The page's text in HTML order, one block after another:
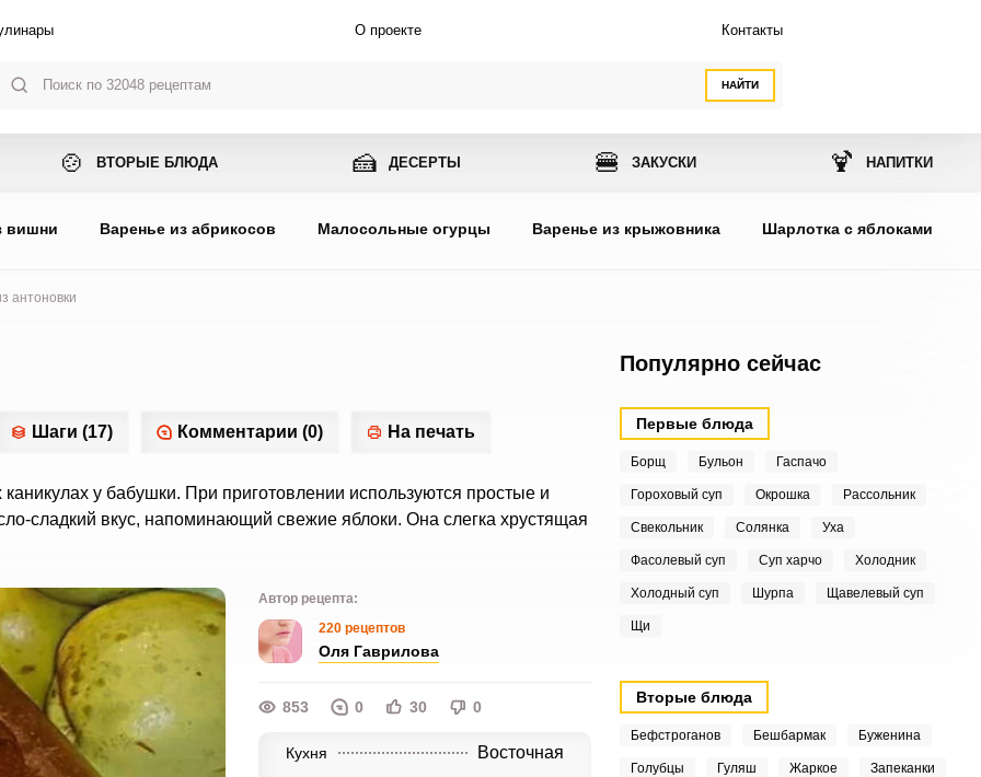
НАЙТИ
О проекте Контакты
🍲 ВТОРЫЕ БЛЮДА 🍰 ДЕСЕРТЫ 🍔 ЗАКУСКИ 🍹 НАПИТКИ
вишни Варенье из абрикосов Малосольные огурцы Варенье из крыжовника Шарлотка с яблоками
антоновки
Шаги (17) Комментарии (0) На печать
у бабушки. При приготовлении используются простые и
сладкий вкус, напоминающий свежие яблоки. Она слегка хрустящая
Автор рецепта:
220 рецептов
Оля Гаврилова
853 0 30 0
Кухня Восточная
Популярно сейчас
Первые блюда
Борщ Бульон Гаспачо
Гороховый суп Окрошка Рассольник
Свекольник Солянка Уха
Фасолевый суп Суп харчо Холодник
Холодный суп Шурпа Щавелевый суп
Щи
Вторые блюда
Бефстроганов Бешбармак Буженина
Голубцы Гуляш Жаркое Запеканки